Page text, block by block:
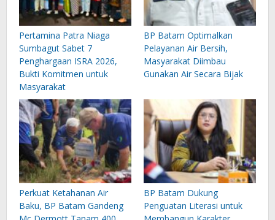
Pertamina Patra Niaga
Sumbagut Sabet 7
Penghargaan ISRA 2026,
Bukti Komitmen untuk
Masyarakat
BP Batam Optimalkan
Pelayanan Air Bersih,
Masyarakat Diimbau
Gunakan Air Secara Bijak
Perkuat Ketahanan Air
Baku, BP Batam Gandeng
BP Batam Dukung
Penguatan Literasi untuk